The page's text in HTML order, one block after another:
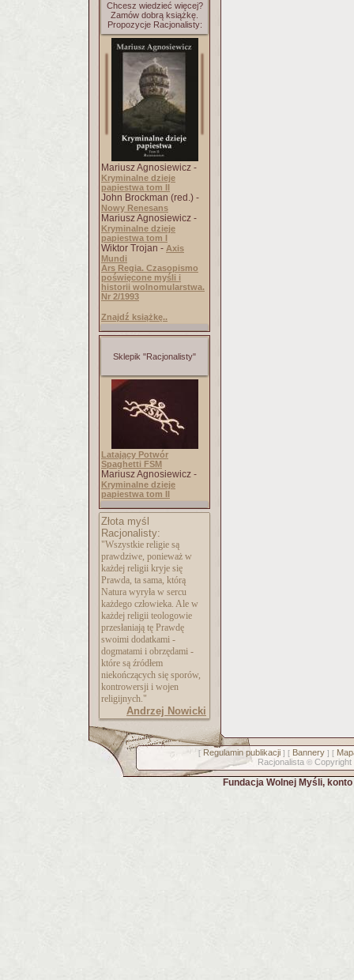
Chcesz wiedzieć więcej?
Zamów dobrą książkę.
Propozycje Racjonalisty:
Mariusz Agnosiewicz -
Kryminalne dzieje
papiestwa tom II
John Brockman (red.) -
Nowy Renesans
Mariusz Agnosiewicz -
Kryminalne dzieje
papiestwa tom I
Wiktor Trojan - Axis
Mundi
Ars Regia. Czasopismo
poświęcone myśli i
historii wolnomularstwa.
Nr 2/1993
Znajdź książkę..
Sklepik "Racjonalisty"
Latający Potwór
Spaghetti FSM
Mariusz Agnosiewicz -
Kryminalne dzieje
papiestwa tom II
Złota myśl
Racjonalisty:
"Wszystkie religie są
prawdziwe, ponieważ w
każdej religii kryje się
Prawda, ta sama, którą
Natura wyryła w sercu
każdego człowieka. Ale w
każdej religii teologowie
przesłaniają tę Prawdę
swoimi dodatkami -
dogmatami i obrzędami -
które są źródłem
niekończących się sporów,
kontrowersji i wojen
religijnych."
Andrzej Nowicki
[ Regulamin publikacji] [ Bannery] [
Racjonalista © Copyright
Fundacja Wolnej Myśli,